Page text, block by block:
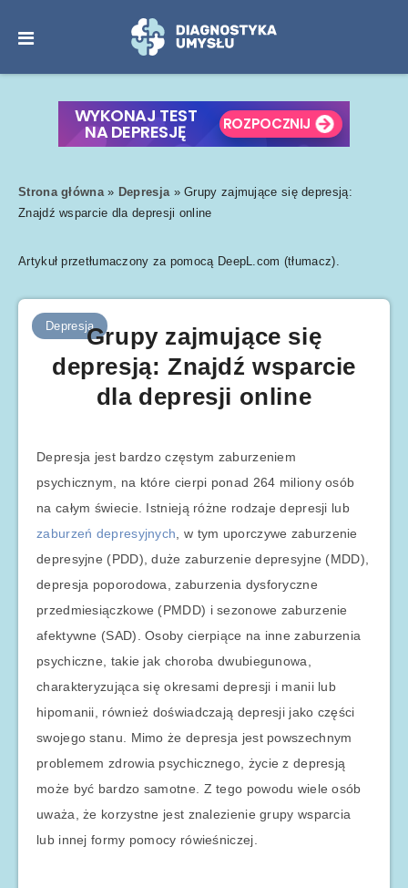
Strona główna» Depresja»Grupy zajmujące się depresją:
Znajdź wsparcie dla depresji online
Artykuł przetłumaczony za pomocą DeepL.com (tłumacz).
DepresjaGrupy zajmujące się
depresją: Znajdź wsparcie
dla depresji online
Depresja jest bardzo częstym zaburzeniem
psychicznym, na które cierpi ponad 264 miliony osób
na całym świecie. Istnieją różne rodzaje depresji lub
zaburzeń depresyjnych , w tym uporczywe zaburzenie
depresyjne (PDD), duże zaburzenie depresyjne (MDD),
depresja poporodowa, zaburzenia dysforyczne
przedmiesiączkowe (PMDD) i sezonowe zaburzenie
afektywne (SAD). Osoby cierpiące na inne zaburzenia
psychiczne, takie jak choroba dwubiegunowa,
charakteryzująca się okresami depresji i manii lub
hipomanii, również doświadczają depresji jako części
swojego stanu. Mimo że depresja jest powszechnym
problemem zdrowia psychicznego, życie z depresją
może być bardzo samotne. Z tego powodu wiele osób
uważa, że korzystne jest znalezienie grupy wsparcia
lub innej formy pomocy rówieśniczej.